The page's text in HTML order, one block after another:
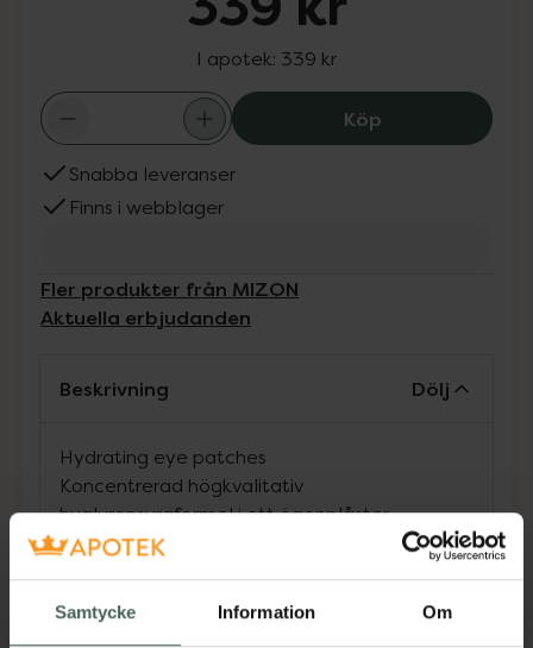
Samtycke Information Om
I apotek: 339 kr
KöpMIZON
Snabba leveranser
Finns i webblager
Fler produkter från MIZON
Aktuella erbjudanden
Beskrivning Dölj
Hydrating eye patches
Koncentrerad högkvalitativ
hyaluronsyraformel i ett ögonplåster.
Intensivvård för huden under ögonen.
ögonen. Vattenhaltig lösning med ett överflöd
av essens för intensivvård som maximerar